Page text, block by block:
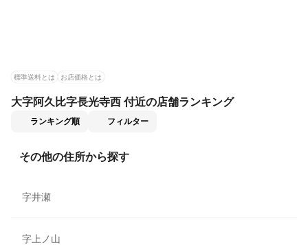
標準送料とは お店価格とは
大字阿久比字長光寺西 付近の店舗ランキング
ランキング順 フィルター適用なし
その他の住所から探す
字井瀬
字上ノ山